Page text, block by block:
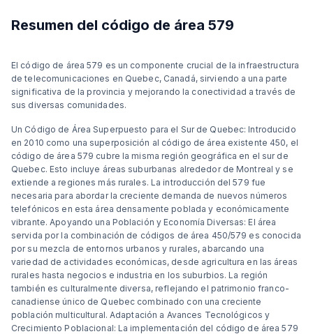
Resumen del código de área 579
El código de área 579 es un componente crucial de la infraestructura
de telecomunicaciones en Quebec, Canadá, sirviendo a una parte
significativa de la provincia y mejorando la conectividad a través de
sus diversas comunidades.
Un Código de Área Superpuesto para el Sur de Quebec: Introducido
en 2010 como una superposición al código de área existente 450, el
código de área 579 cubre la misma región geográfica en el sur de
Quebec. Esto incluye áreas suburbanas alrededor de Montreal y se
extiende a regiones más rurales. La introducción del 579 fue
necesaria para abordar la creciente demanda de nuevos números
telefónicos en esta área densamente poblada y económicamente
vibrante. Apoyando una Población y Economía Diversas: El área
servida por la combinación de códigos de área 450/579 es conocida
por su mezcla de entornos urbanos y rurales, abarcando una
variedad de actividades económicas, desde agricultura en las áreas
rurales hasta negocios e industria en los suburbios. La región
también es culturalmente diversa, reflejando el patrimonio franco-
canadiense único de Quebec combinado con una creciente
población multicultural. Adaptación a Avances Tecnológicos y
Crecimiento Poblacional: La implementación del código de área 579